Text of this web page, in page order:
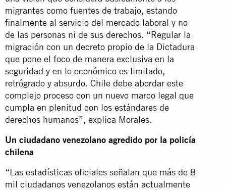
migrantes como fuentes de trabajo, estando
finalmente al servicio del mercado laboral y no
de las personas ni de sus derechos. “Regular la
migración con un decreto propio de la Dictadura
que pone el foco de manera exclusiva en la
seguridad y en lo económico es limitado,
retrógrado y absurdo. Chile debe abordar este
complejo proceso con un nuevo marco legal que
cumpla en plenitud con los estándares de
derechos humanos”, explica Morales.
Un ciudadano venezolano agredido por la policía
chilena
“Las estadísticas oficiales señalan que más de 8
mil ciudadanos venezolanos están actualmente